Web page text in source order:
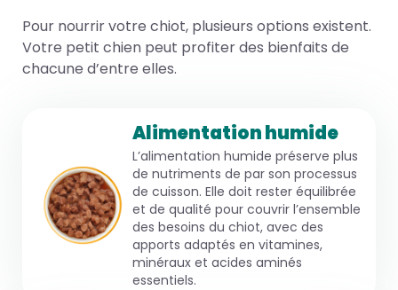
Pour nourrir votre chiot, plusieurs options existent.
Votre petit chien peut profiter des bienfaits de
chacune d’entre elles.
Alimentation humide
L’alimentation humide préserve plus
de nutriments de par son processus
de cuisson. Elle doit rester équilibrée
et de qualité pour couvrir l’ensemble
des besoins du chiot, avec des
apports adaptés en vitamines,
minéraux et acides aminés
essentiels.